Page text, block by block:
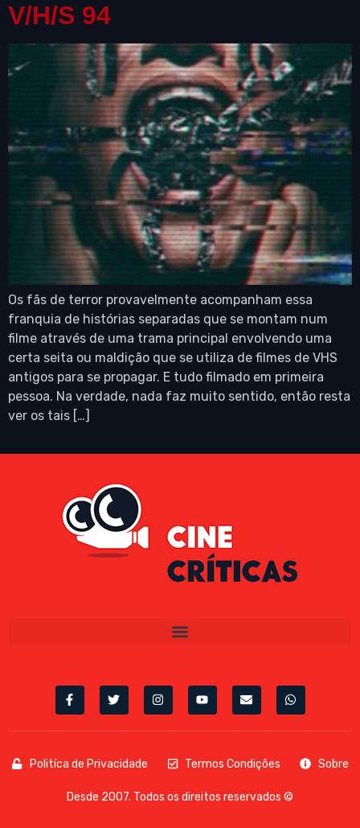
V/H/S 94
Os fãs de terror provavelmente acompanham essa
franquia de histórias separadas que se montam num
filme através de uma trama principal envolvendo uma
certa seita ou maldição que se utiliza de filmes de VHS
antigos para se propagar. E tudo filmado em primeira
pessoa. Na verdade, nada faz muito sentido, então resta
ver os tais […]
Politíca de Privacidade Termos Condições Sobre
Desde 2007. Todos os direitos reservados ©